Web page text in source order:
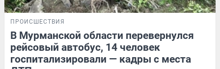
ПРОИСШЕСТВИЯ
В Мурманской области перевернулся
рейсовый автобус, 14 человек
госпитализировали — кадры с места